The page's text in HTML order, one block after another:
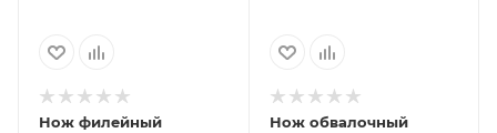
Нож филейный
Нож обвалочный